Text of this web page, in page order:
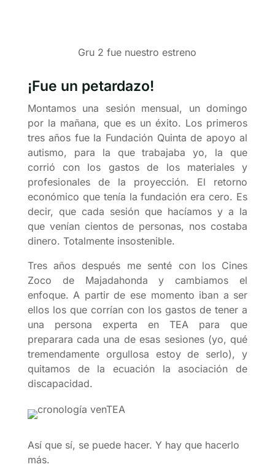
Gru 2 fue nuestro estreno
¡Fue un petardazo!
Montamos una sesión mensual, un domingo
por la mañana, que es un éxito. Los primeros
tres años fue la Fundación Quinta de apoyo al
autismo, para la que trabajaba yo, la que
corrió con los gastos de los materiales y
profesionales de la proyección. El retorno
económico que tenía la fundación era cero. Es
decir, que cada sesión que hacíamos y a la
que venían cientos de personas, nos costaba
dinero. Totalmente insostenible.
Tres años después me senté con los Cines
Zoco de Majadahonda y cambiamos el
enfoque. A partir de ese momento iban a ser
ellos los que corrían con los gastos de tener a
una persona experta en TEA para que
preparara cada una de esas sesiones (yo, qué
tremendamente orgullosa estoy de serlo), y
quitamos de la ecuación la asociación de
discapacidad.
Así que sí, se puede hacer. Y hay que hacerlo
más.